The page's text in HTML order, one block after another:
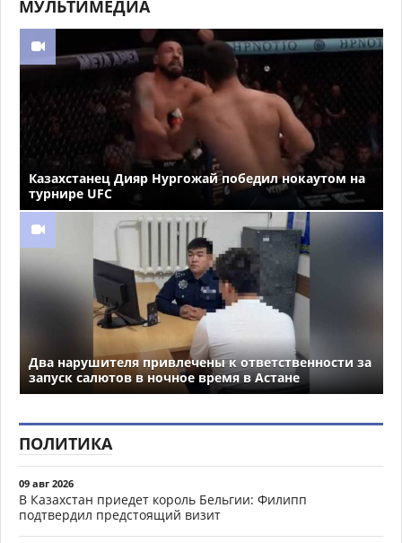
МУЛЬТИМЕДИА
Казахстанец Дияр Нургожай победил нокаутом на
турнире UFC
Два нарушителя привлечены к ответственности за
запуск салютов в ночное время в Астане
ПОЛИТИКА
09 авг 2026
В Казахстан приедет король Бельгии: Филипп
подтвердил предстоящий визит